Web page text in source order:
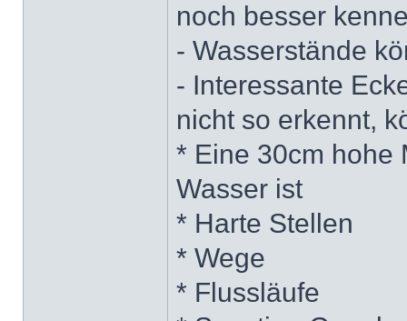
noch besser
- Wasserstände
- Interessante
nicht so erkennt,
* Eine 30cm hohe
Wasser ist
* Harte Stellen
* Wege
* Flussläufe